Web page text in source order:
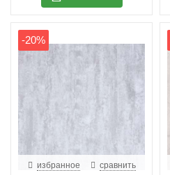
-20%
избранное сравнить